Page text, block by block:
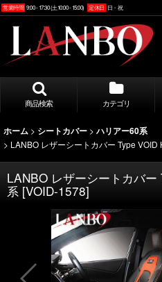
営業時間 9:00 - 17:30 (土10:00 - 15:00) 定休日 日・祝
商品検索 カテゴリ
ホーム > シートカバー > ハリアー60系
> LANBO レザーシートカバー Type VOID
LANBO レザーシートカバ
系 [VOID-1578]